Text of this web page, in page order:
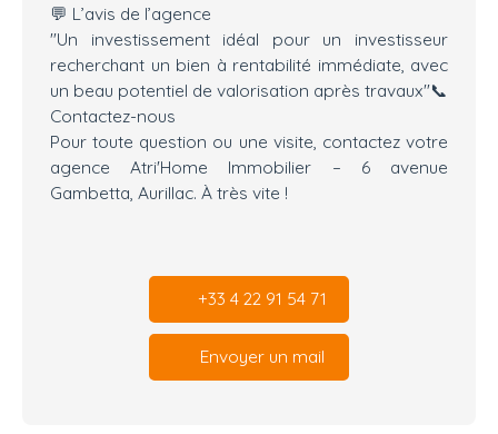
💬 L’avis de l’agence
"Un investissement idéal pour un investisseur
recherchant un bien à rentabilité immédiate, avec
un beau potentiel de valorisation après travaux"📞
Contactez-nous
Pour toute question ou une visite, contactez votre
agence Atri'Home Immobilier – 6 avenue
Gambetta, Aurillac. À très vite !
+33 4 22 91 54 71
Envoyer un mail